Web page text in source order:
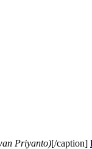
Priyanto)[/caption]